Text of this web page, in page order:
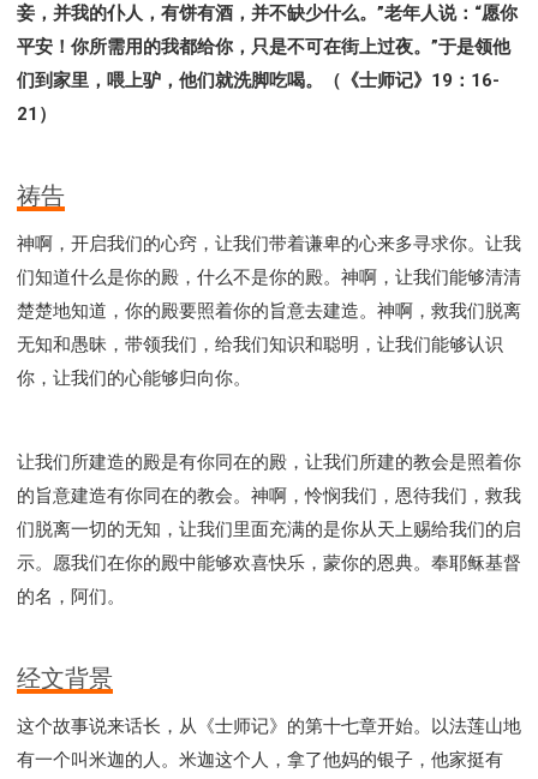
妾，并我的仆人，有饼有酒，并不缺少什么。”老年人说：“愿你
平安！你所需用的我都给你，只是不可在街上过夜。”于是领他
们到家里，喂上驴，他们就洗脚吃喝。（《士师记》19：16-
21）
祷告
神啊，开启我们的心窍，让我们带着谦卑的心来多寻求你。让我
们知道什么是你的殿，什么不是你的殿。神啊，让我们能够清清
楚楚地知道，你的殿要照着你的旨意去建造。神啊，救我们脱离
无知和愚昧，带领我们，给我们知识和聪明，让我们能够认识
你，让我们的心能够归向你。
让我们所建造的殿是有你同在的殿，让我们所建的教会是照着你
的旨意建造有你同在的教会。神啊，怜悯我们，恩待我们，救我
们脱离一切的无知，让我们里面充满的是你从天上赐给我们的启
示。愿我们在你的殿中能够欢喜快乐，蒙你的恩典。奉耶稣基督
的名，阿们。
经文背景
这个故事说来话长，从《士师记》的第十七章开始。以法莲山地
有一个叫米迦的人。米迦这个人，拿了他妈的银子，他家挺有